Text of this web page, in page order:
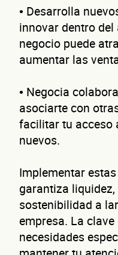
• Desarrolla
innovar dentro
negocio puede
aumentar las
• Negocia
asociarte con
facilitar tu acceso
nuevos.
Implementar
garantiza
sostenibilidad a
empresa. La
necesidades